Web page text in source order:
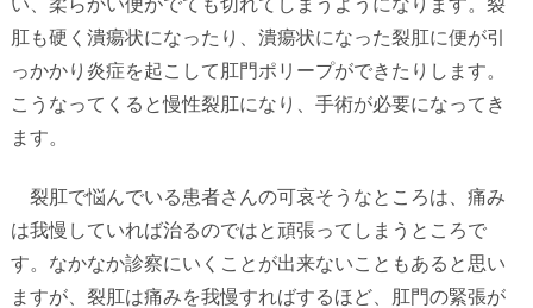
肛も硬く潰瘍状になったり、潰瘍状になった裂肛に便が引
っかかり炎症を起こして肛門ポリープができたりします。
こうなってくると慢性裂肛になり、手術が必要になってき
ます。
裂肛で悩んでいる患者さんの可哀そうなところは、痛み
は我慢していれば治るのではと頑張ってしまうところで
す。なかなか診察にいくことが出来ないこともあると思い
ますが、裂肛は痛みを我慢すればするほど、肛門の緊張が